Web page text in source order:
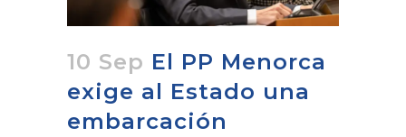
10 Sep El PP Menorca
exige al Estado una
embarcación